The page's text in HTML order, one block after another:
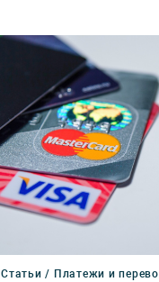
Статьи / Платежи и